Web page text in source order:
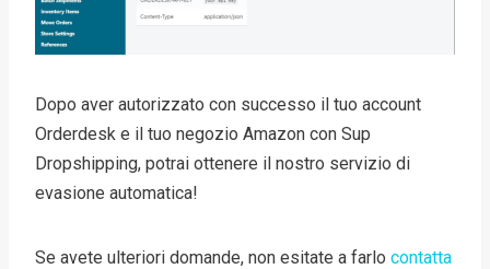
Dopo aver autorizzato con successo il tuo account
Orderdesk e il tuo negozio Amazon con Sup
Dropshipping, potrai ottenere il nostro servizio di
evasione automatica!
Se avete ulteriori domande, non esitate a farlo contatta